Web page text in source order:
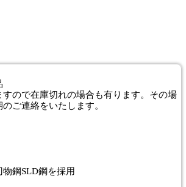
すので在庫切れの場合も有ります。その場
ご連絡をいたします。
鋼SLD鋼を採用